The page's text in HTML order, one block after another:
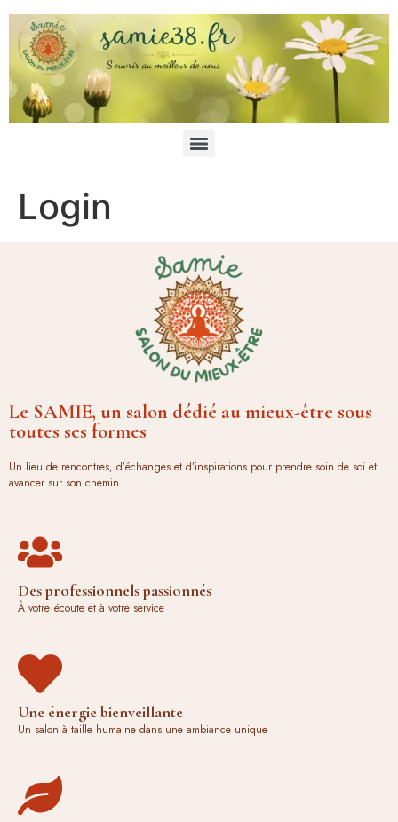
Login
Le SAMIE, un salon dédié au mieux-être sous
toutes ses formes
Un lieu de rencontres, d’échanges et d’inspirations pour prendre soin de soi et
avancer sur son chemin.
Des professionnels passionnés
À votre écoute et à votre service
Une énergie bienveillante
Un salon à taille humaine dans une ambiance unique